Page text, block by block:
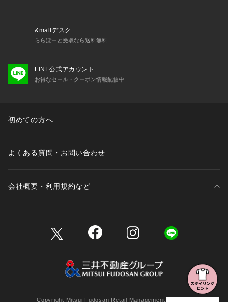
&mallデスク
ららぽーと受取なら送料無料
LINE公式アカウント
お得なセール・クーポン情報配信中
初めての方へ
よくある質問・お問い合わせ
会社概要・利用規約など
Copyright Mitsui Fudosan Retail Management Co., Ltd.